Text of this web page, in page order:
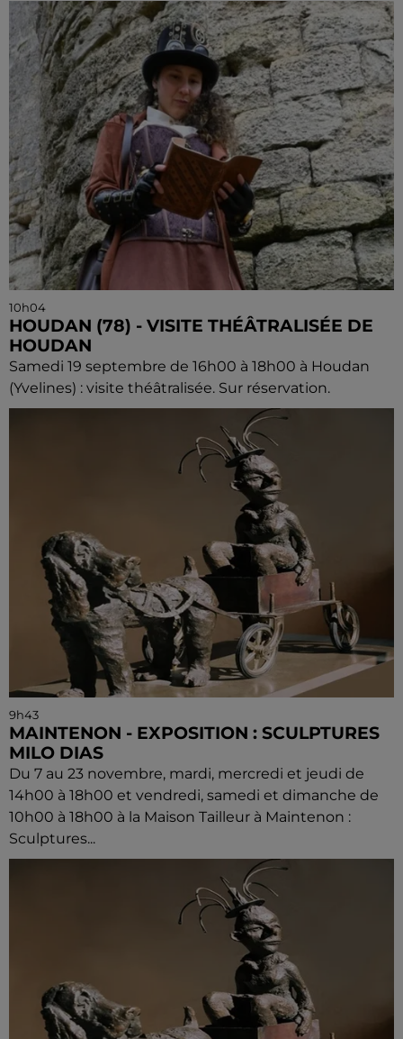
10h04
HOUDAN (78) - VISITE THÉÂTRALISÉE DE
HOUDAN
Samedi 19 septembre de 16h00 à 18h00 à Houdan
(Yvelines) : visite théâtralisée. Sur réservation.
9h43
MAINTENON - EXPOSITION : SCULPTURES
MILO DIAS
Du 7 au 23 novembre, mardi, mercredi et jeudi de
14h00 à 18h00 et vendredi, samedi et dimanche de
10h00 à 18h00 à la Maison Tailleur à Maintenon :
Sculptures...